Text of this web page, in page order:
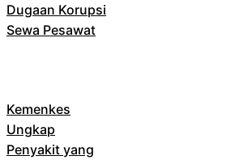
Dugaan Korupsi
Sewa Pesawat
Kemenkes
Ungkap
Penyakit yang